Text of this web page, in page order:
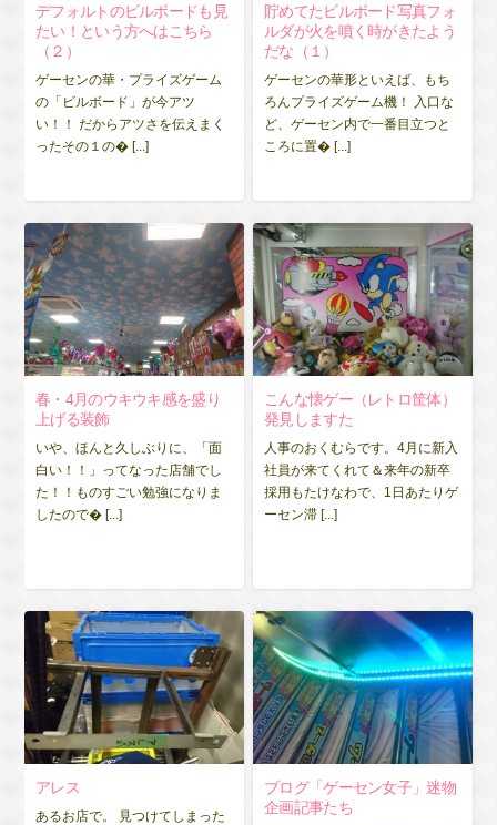
デフォルトのビルボードも見
たい！という方へはこちら
（２）
ゲーセンの華・プライズゲーム
の「ビルボード」が今アツ
い！！ だからアツさを伝えまく
ったその１の� [...]
貯めてたビルボード写真フォ
ルダが火を噴く時がきたよう
だな（１）
ゲーセンの華形といえば、もち
ろんプライズゲーム機！ 入口な
ど、ゲーセン内で一番目立つと
ころに置� [...]
春・4月のウキウキ感を盛り
上げる装飾
いや、ほんと久しぶりに、「面
白い！！」ってなった店舗でし
た！！ものすごい勉強になりま
したので� [...]
こんな懐ゲー（レトロ筐体）
発見しますた
人事のおくむらです。4月に新入
社員が来てくれて＆来年の新卒
採用もたけなわで、1日あたりゲ
ーセン滞 [...]
アレス
あるお店で。 見つけてしまった
ブログ「ゲーセン女子」迷物
企画記事たち